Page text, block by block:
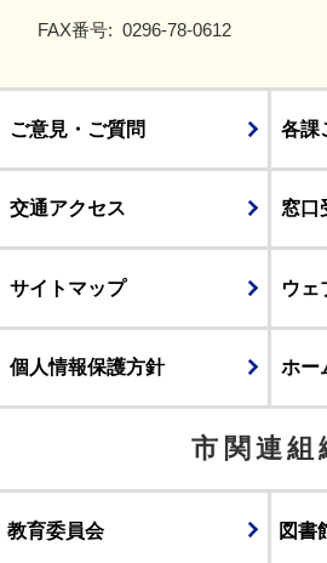
FAX番号: 0296-78-0612
ご意見・ご質問 各課
交通アクセス 窓口
サイトマップ ウェ
個人情報保護方針 ホー
市関連組
教育委員会 図書